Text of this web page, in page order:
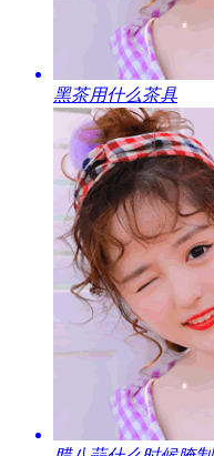
​黑茶用什么茶具